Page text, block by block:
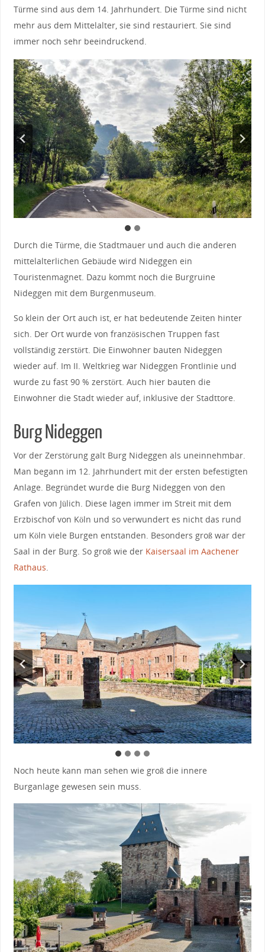
Türme sind aus dem 14. Jahrhundert. Die Türme sind nicht
mehr aus dem Mittelalter, sie sind restauriert. Sie sind
immer noch sehr beeindruckend.
Durch die Türme, die Stadtmauer und auch die anderen
mittelalterlichen Gebäude wird Nideggen ein
Touristenmagnet. Dazu kommt noch die Burgruine
Nideggen mit dem Burgenmuseum.
So klein der Ort auch ist, er hat bedeutende Zeiten hinter
sich. Der Ort wurde von französischen Truppen fast
vollständig zerstört. Die Einwohner bauten Nideggen
wieder auf. Im II. Weltkrieg war Nideggen Frontlinie und
wurde zu fast 90 % zerstört. Auch hier bauten die
Einwohner die Stadt wieder auf, inklusive der Stadttore.
Burg Nideggen
Vor der Zerstörung galt Burg Nideggen als uneinnehmbar.
Man begann im 12. Jahrhundert mit der ersten befestigten
Anlage. Begründet wurde die Burg Nideggen von den
Grafen von Jülich. Diese lagen immer im Streit mit dem
Erzbischof von Köln und so verwundert es nicht das rund
um Köln viele Burgen entstanden. Besonders groß war der
Saal in der Burg. So groß wie der Kaisersaal im Aachener
Rathaus
Noch heute kann man sehen wie groß die innere
Burganlage gewesen sein muss.